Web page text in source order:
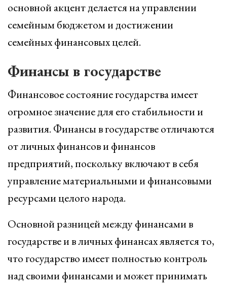
основной акцент делается на управлении
семейным бюджетом и достижении
семейных финансовых целей.
Финансы в государстве
Финансовое состояние государства имеет
огромное значение для его стабильности и
развития. Финансы в государстве отличаются
от личных финансов и финансов
предприятий, поскольку включают в себя
управление материальными и финансовыми
ресурсами целого народа.
Основной разницей между финансами в
государстве и в личных финансах является то,
что государство имеет полностью контроль
над своими финансами и может принимать